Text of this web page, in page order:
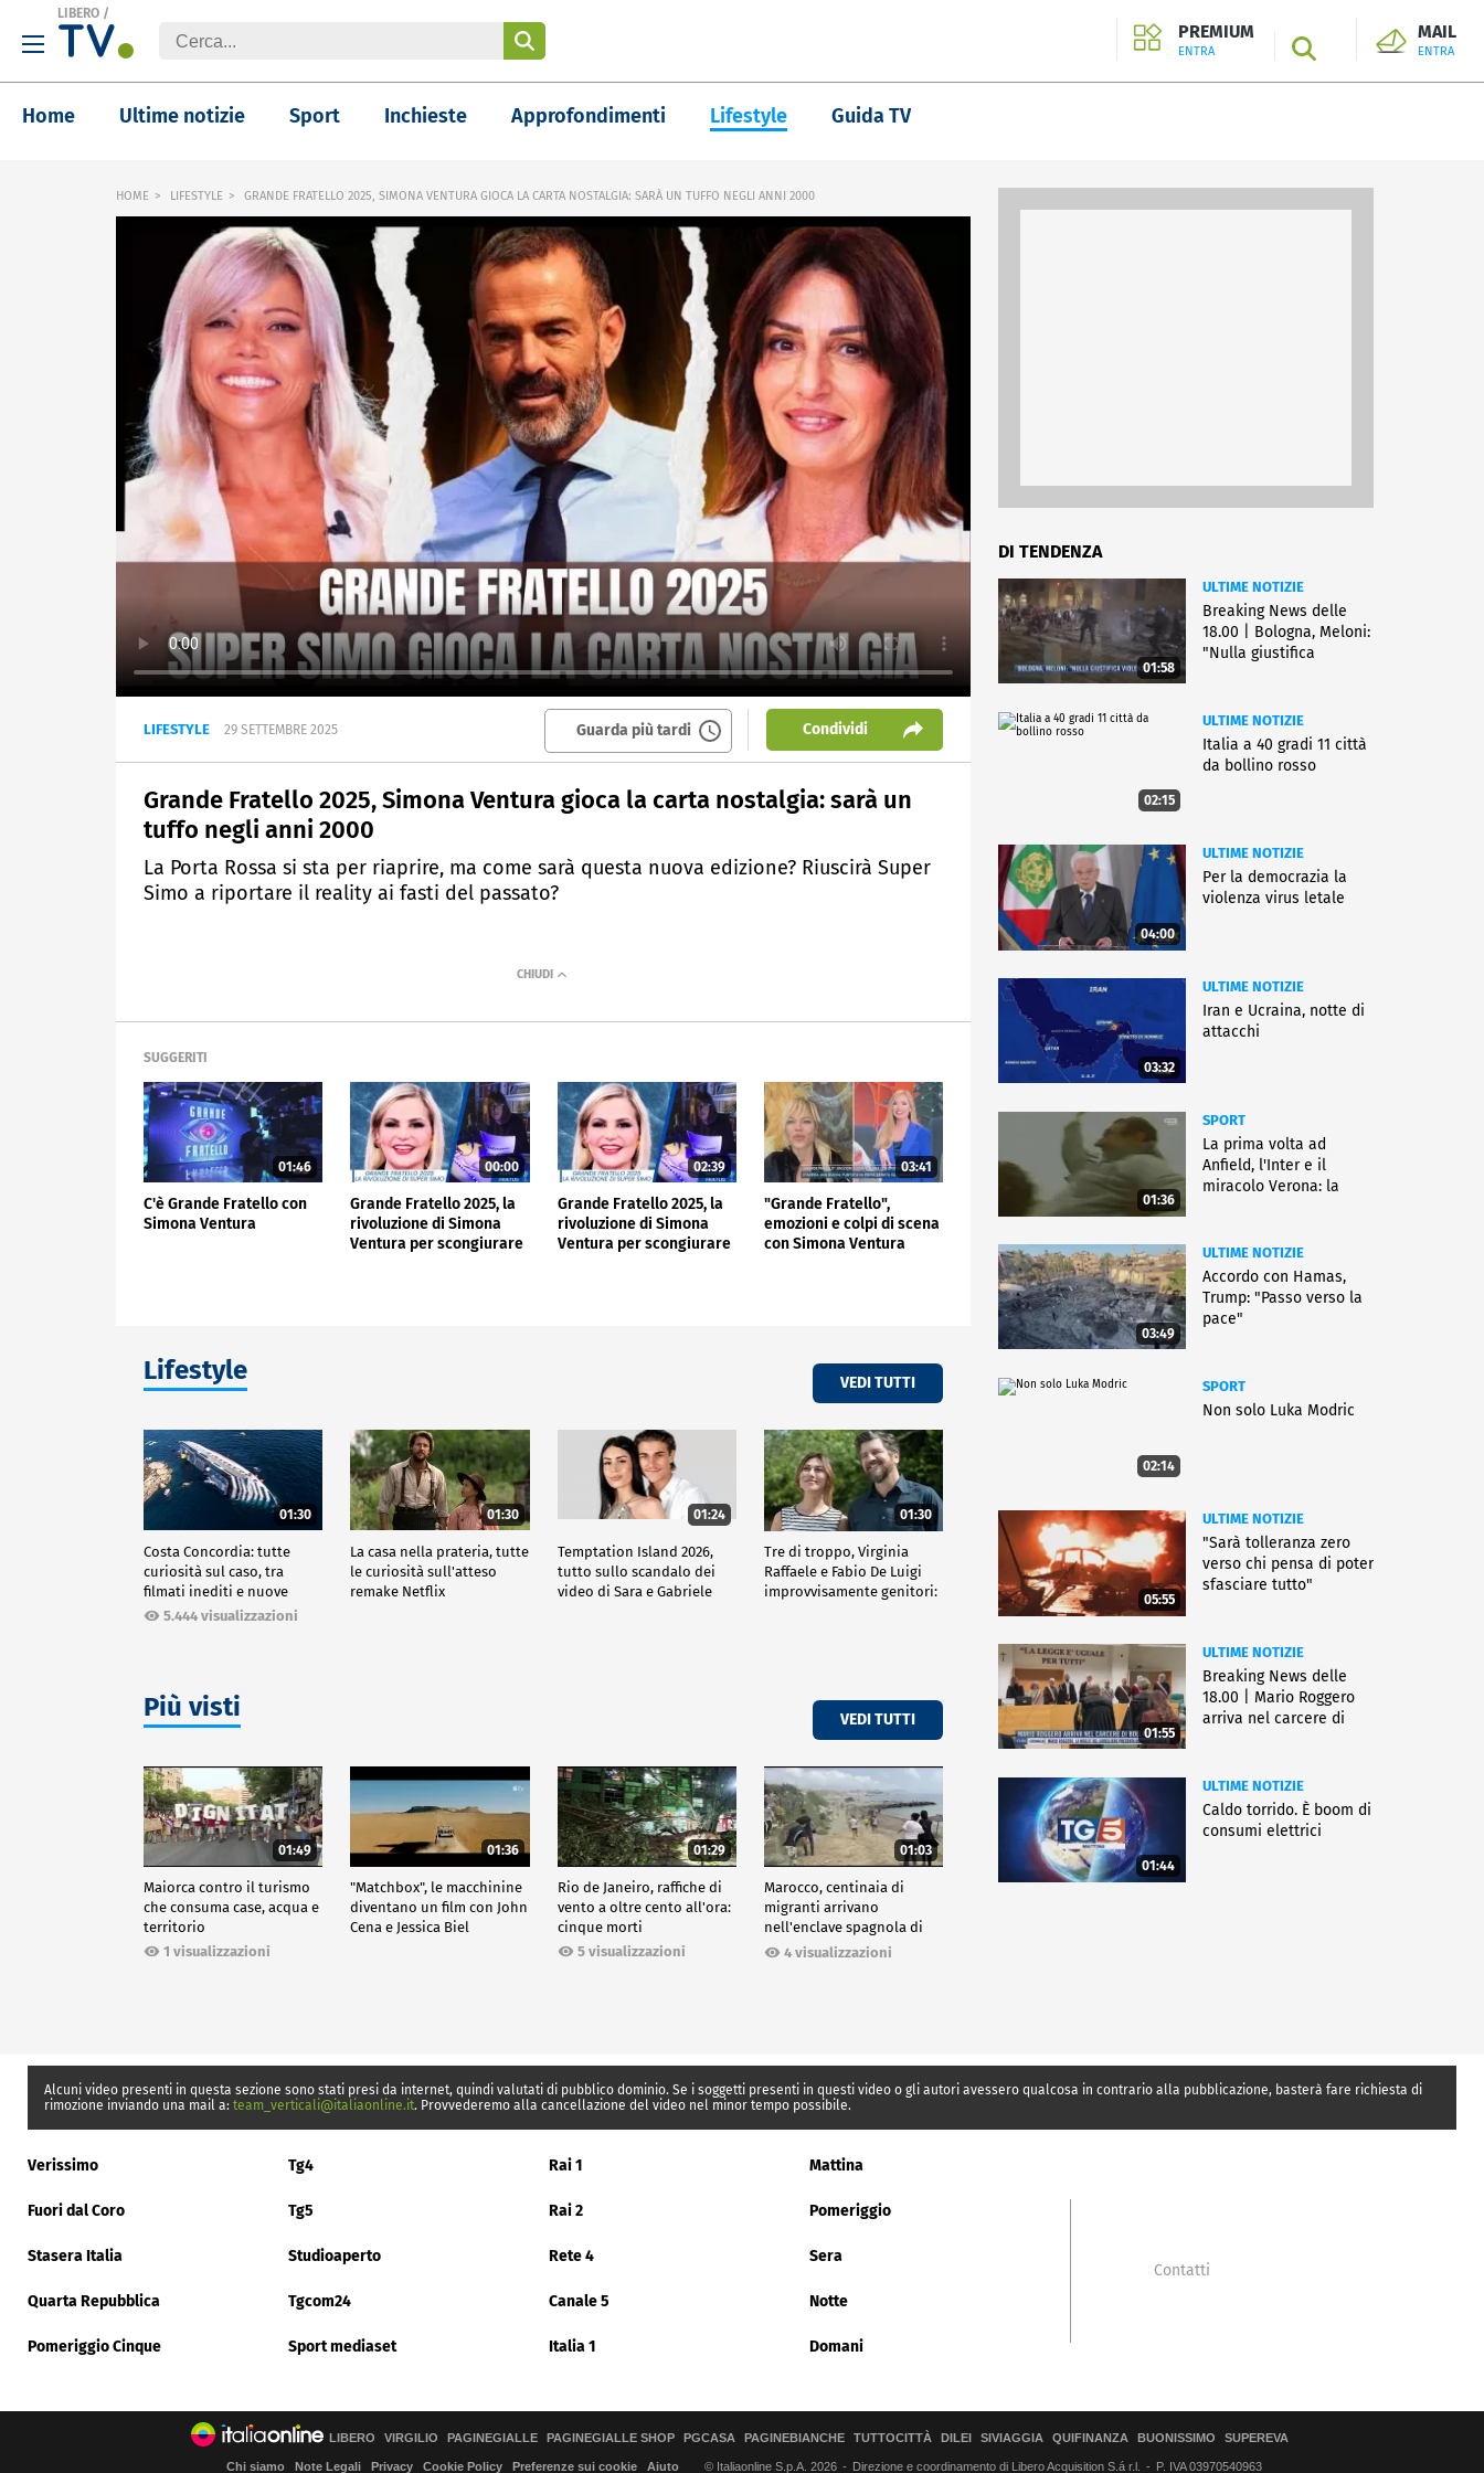
LIBERO /
PREMIUM
ENTRA SEARCH
MAIL
ENTRA
Home Ultime notizie Sport Inchieste Approfondimenti Lifestyle Guida TV
HOME LIFESTYLE GRANDE FRATELLO 2025, SIMONA VENTURA GIOCA LA CARTA NOSTALGIA: SARÀ UN TUFFO NEGLI ANNI 2000
LIFESTYLE 29 SETTEMBRE 2025 Guarda più tardi Condividi
Grande Fratello 2025, Simona Ventura gioca la carta nostalgia: sarà un
tuffo negli anni 2000
La Porta Rossa si sta per riaprire, ma come sarà questa nuova edizione? Riuscirà Super
Simo a riportare il reality ai fasti del passato?
SUGGERITI
01:46
C'è Grande Fratello con
Simona Ventura
00:00
Grande Fratello 2025, la
rivoluzione di Simona
Ventura per scongiurare
02:39
Grande Fratello 2025, la
rivoluzione di Simona
Ventura per scongiurare
03:41
"Grande Fratello",
emozioni e colpi di scena
con Simona Ventura
Lifestyle VEDI TUTTI
01:30
Costa Concordia: tutte
curiosità sul caso, tra
filmati inediti e nuove
ricostruzioni
5.444 visualizzazioni
01:30
La casa nella prateria, tutte
le curiosità sull'atteso
remake Netflix
01:24
Temptation Island 2026,
tutto sullo scandalo dei
video di Sara e Gabriele
01:30
Tre di troppo, Virginia
Raffaele e Fabio De Luigi
improvvisamente genitori:
Più visti VEDI TUTTI
01:49
Maiorca contro il turismo
che consuma case, acqua e
territorio
1 visualizzazioni
01:36
"Matchbox", le macchinine
diventano un film con John
Cena e Jessica Biel
01:29
Rio de Janeiro, raffiche di
vento a oltre cento all'ora:
cinque morti
5 visualizzazioni
01:03
Marocco, centinaia di
migranti arrivano
nell'enclave spagnola di
Ceuta4 visualizzazioni
DI TENDENZA
01:58
ULTIME NOTIZIE
Breaking News delle
18.00 | Bologna, Meloni:
"Nulla giustifica
02:15
ULTIME NOTIZIE
Italia a 40 gradi 11 città
da bollino rosso
04:00
ULTIME NOTIZIE
Per la democrazia la
violenza virus letale
03:32
ULTIME NOTIZIE
Iran e Ucraina, notte di
attacchi
01:36
SPORT
La prima volta ad
Anfield, l'Inter e il
miracolo Verona: la
03:49
ULTIME NOTIZIE
Accordo con Hamas,
Trump: "Passo verso la
pace"
02:14
SPORT
Non solo Luka Modric
05:55
ULTIME NOTIZIE
"Sarà tolleranza zero
verso chi pensa di poter
sfasciare tutto"
01:55
ULTIME NOTIZIE
Breaking News delle
18.00 | Mario Roggero
arriva nel carcere di
01:44
ULTIME NOTIZIE
Caldo torrido. È boom di
consumi elettrici
Alcuni video presenti in questa sezione sono stati presi da internet, quindi valutati di pubblico dominio. Se i soggetti presenti in questi video o gli autori avessero qualcosa in contrario alla pubblicazione, basterà fare richiesta di
rimozione inviando una mail a: team_verticali@italiaonline.it. Provvederemo alla cancellazione del video nel minor tempo possibile.
Verissimo Tg4 Rai 1 Mattina
Fuori dal Coro Tg5 Rai 2 Pomeriggio
Stasera Italia Studioaperto Rete 4 Sera
Quarta Repubblica Tgcom24 Canale 5 Notte
Pomeriggio Cinque Sport mediaset Italia 1 Domani
Contatti
LIBERO VIRGILIO PAGINEGIALLE PAGINEGIALLE SHOP PGCASA PAGINEBIANCHE TUTTOCITTÀ DILEI SIVIAGGIA QUIFINANZA BUONISSIMO SUPEREVA
Chi siamo Note Legali Privacy Cookie Policy Preferenze sui cookie Aiuto © Italiaonline S.p.A. 2026 Direzione e coordinamento di Libero Acquisition S.á r.l. P. IVA 03970540963